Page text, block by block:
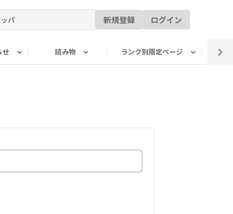
新規登録 ログイン
せ 読み物 ランク別限定ページ